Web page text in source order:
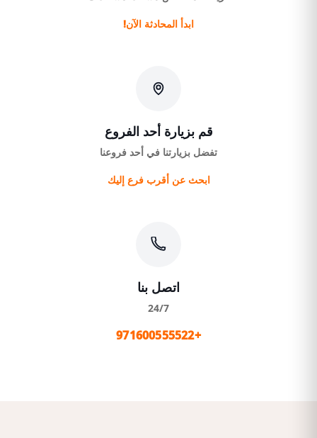
ابدأ المحادثة الآن!
قم بزيارة أحد الفروع
تفضل بزيارتنا في أحد فروعنا
ابحث عن أقرب فرع إليك
اتصل بنا
24/7
+971600555522